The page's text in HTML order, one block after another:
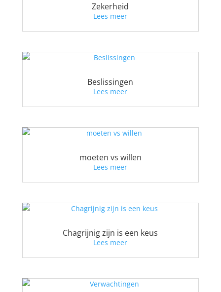
Zekerheid
Lees meer
Beslissingen
Lees meer
moeten vs willen
Lees meer
Chagrijnig zijn is een keus
Lees meer